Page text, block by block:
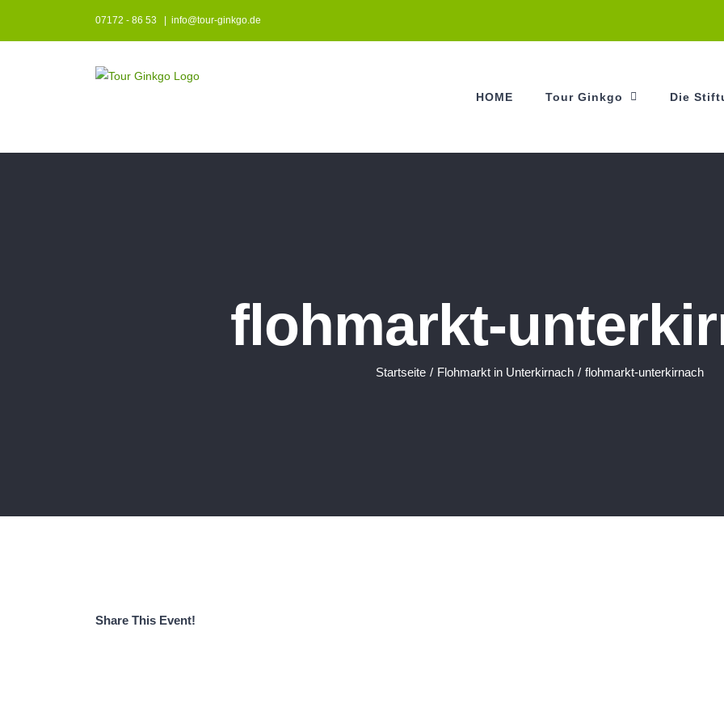
07172 - 86 53 info@tour-ginkgo.de
HOME Tour Ginkgo Die
flohmarkt-
Startseite / Flohmarkt in Unterkirnach / flohmarkt-unterkirnach
Share This Event!